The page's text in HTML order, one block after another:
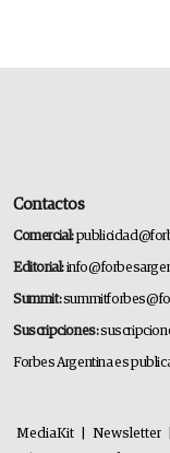
Contactos
Comercial:
Editorial:
Summit:
Suscripciones:
Forbes Argentina es
MediaKit Newsletter